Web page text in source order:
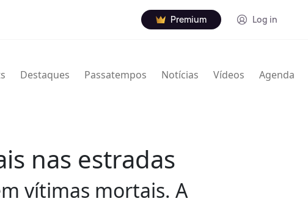
Premium Log in
Destaques Passatempos Notícias Vídeos Agenda
nas estradas
vítimas mortais. A